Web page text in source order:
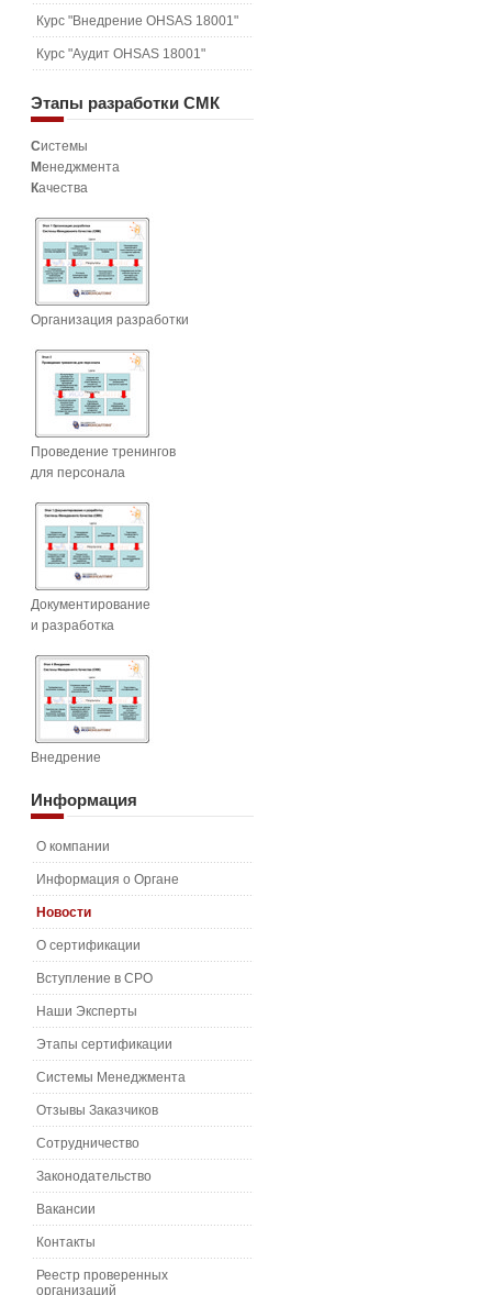
Курс "Внедрение OHSAS 18001"
Курс "Аудит OHSAS 18001"
Этапы разработки СМК
Системы
Менеджмента
Качества
Организация разработки
Проведение тренингов
для персонала
Документирование
и разработка
Внедрение
Информация
О компании
Информация о Органе
Новости
О сертификации
Вступление в СРО
Наши Эксперты
Этапы сертификации
Системы Менеджмента
Отзывы Заказчиков
Сотрудничество
Законодательство
Вакансии
Контакты
Реестр проверенных
организаций